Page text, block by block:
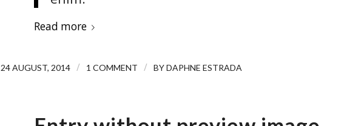
Read more
24 AUGUST, 2014 / 1 COMMENT / BYDAPHNE ESTRADA